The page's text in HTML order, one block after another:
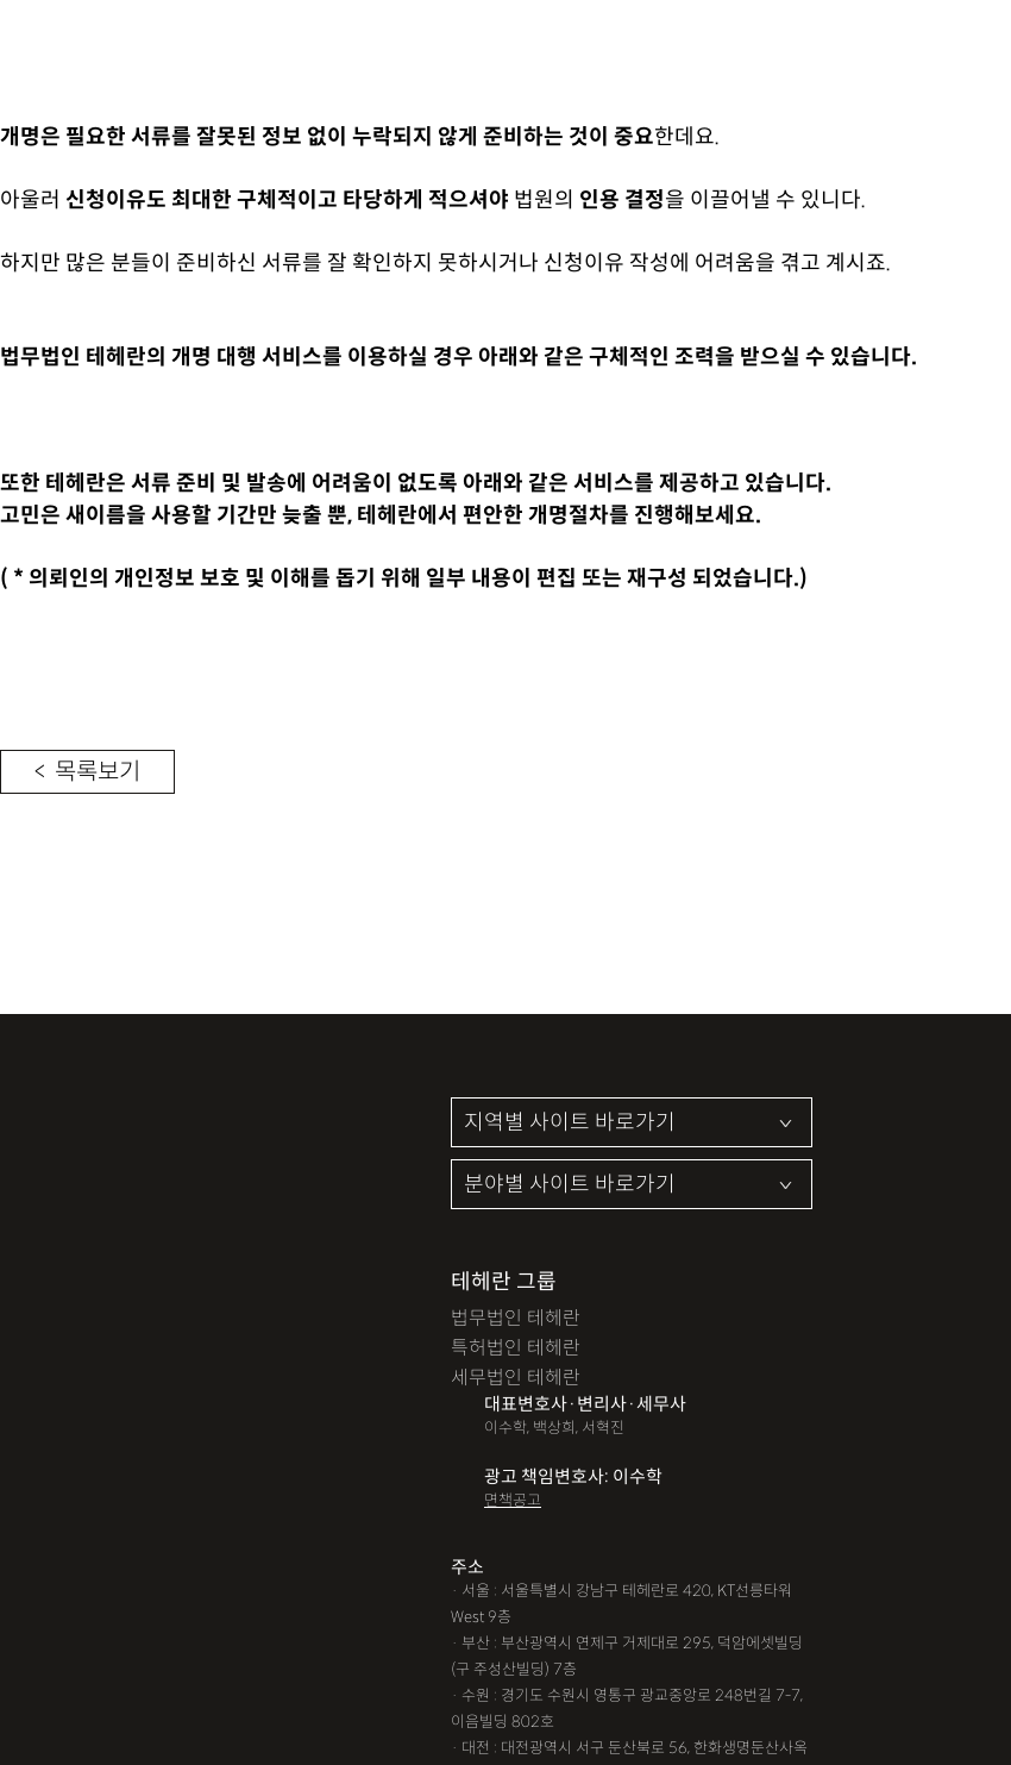
개명은 필요한 서류를 잘못된 정보 없이 누락되지 않게 준비하는 것이 중요한데요.
아울러 신청이유도 최대한 구체적이고 타당하게 적으셔야 법원의 인용 결정을 이끌어낼 수 있니다.
하지만 많은 분들이 준비하신 서류를 잘 확인하지 못하시거나 신청이유 작성에 어려움을 겪고 계시죠.
법무법인 테헤란의 개명 대행 서비스를 이용하실 경우 아래와 같은 구체적인 조력을 받으실 수 있습니다.
또한 테헤란은 서류 준비 및 발송에 어려움이 없도록 아래와 같은 서비스를 제공하고 있습니다.
고민은 새이름을 사용할 기간만 늦출 뿐, 테헤란에서 편안한 개명절차를 진행해보세요.
( * 의뢰인의 개인정보 보호 및 이해를 돕기 위해 일부 내용이 편집 또는 재구성 되었습니다.)
< 목록보기
테헤란 그룹
법무법인 테헤란
특허법인 테헤란
세무법인 테헤란
대표변호사·변리사·세무사
이수학, 백상희, 서혁진
광고 책임변호사: 이수학
면책공고
주소
· 서울 : 서울특별시 강남구 테헤란로 420, KT선릉타워
West 9층
· 부산 : 부산광역시 연제구 거제대로 295, 덕암에셋빌딩
(구 주성산빌딩) 7층
· 수원 : 경기도 수원시 영통구 광교중앙로 248번길 7-7,
이음빌딩 802호
· 대전 : 대전광역시 서구 둔산북로 56, 한화생명둔산사옥